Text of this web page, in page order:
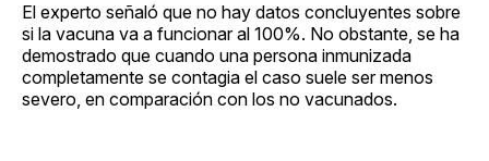
El experto señaló que no hay datos concluyentes sobre
si la vacuna va a funcionar al 100%. No obstante, se ha
demostrado que cuando una persona inmunizada
completamente se contagia el caso suele ser menos
severo, en comparación con los no vacunados.